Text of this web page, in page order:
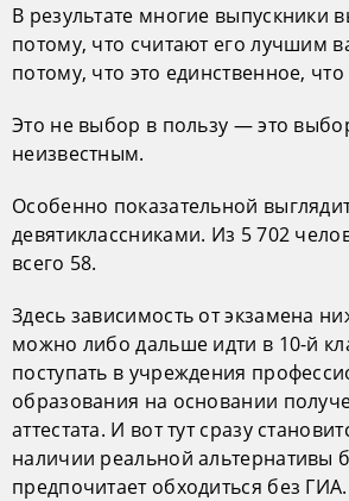
В результате многие выпускники
потому, что считают его лучшим
потому, что это единственное,
Это не выбор в пользу — это
неизвестным.
Особенно показательной
девятиклассниками. Из 5 702
всего 58.
Здесь зависимость от экзамена
можно либо дальше идти в 10-й
поступать в учреждения
образования на основании
аттестата. И вот тут сразу
наличии реальной альтернативы
предпочитает обходиться без ГИА.